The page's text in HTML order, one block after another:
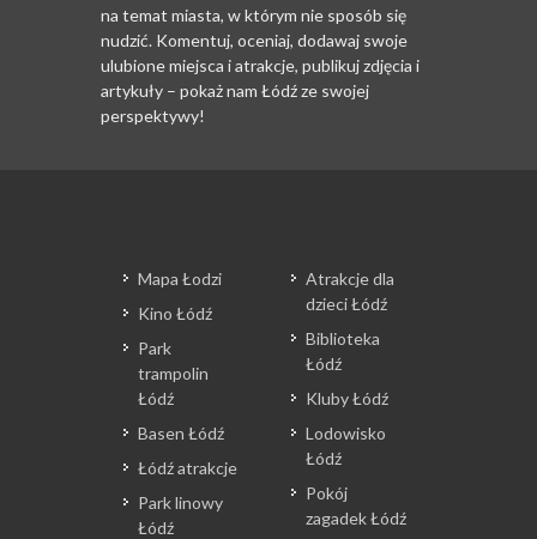
na temat miasta, w którym nie sposób się
nudzić. Komentuj, oceniaj, dodawaj swoje
ulubione miejsca i atrakcje, publikuj zdjęcia i
artykuły – pokaż nam Łódź ze swojej
perspektywy!
Mapa Łodzi
Kino Łódź
Park
trampolin
Łódź
Basen Łódź
Łódź atrakcje
Park linowy
Łódź
Atrakcje dla
dzieci Łódź
Biblioteka
Łódź
Kluby Łódź
Lodowisko
Łódź
Pokój
zagadek Łódź